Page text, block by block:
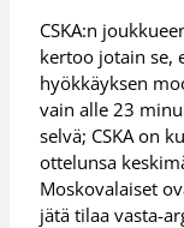
CSKA:n
kertoo jotain se,
hyökkäyksen
vain alle 23
selvä; CSKA on
ottelunsa
Moskovalaiset
jätä tilaa vasta-